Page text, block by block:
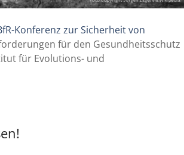
Konferenz zur Sicherheit von
für den Gesundheitsschutz
für Evolutions- und